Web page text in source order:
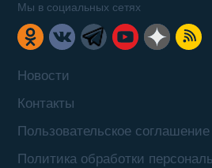
Новости
Контакты
Пользовательское соглашение
Политика обработки
Мы в социальных сетях